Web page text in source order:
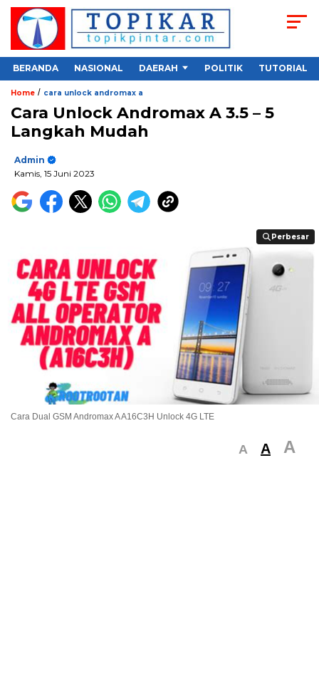
BERANDA NASIONAL DAERAH POLITIK TUTORIAL
Home / cara unlock andromax a
Cara Unlock Andromax A 3.5 – 5
Langkah Mudah
Admin
Kamis, 15 Juni 2023
Perbesar
Perbesar
Cara Dual GSM Andromax A A16C3H Unlock 4G LTE
A A A